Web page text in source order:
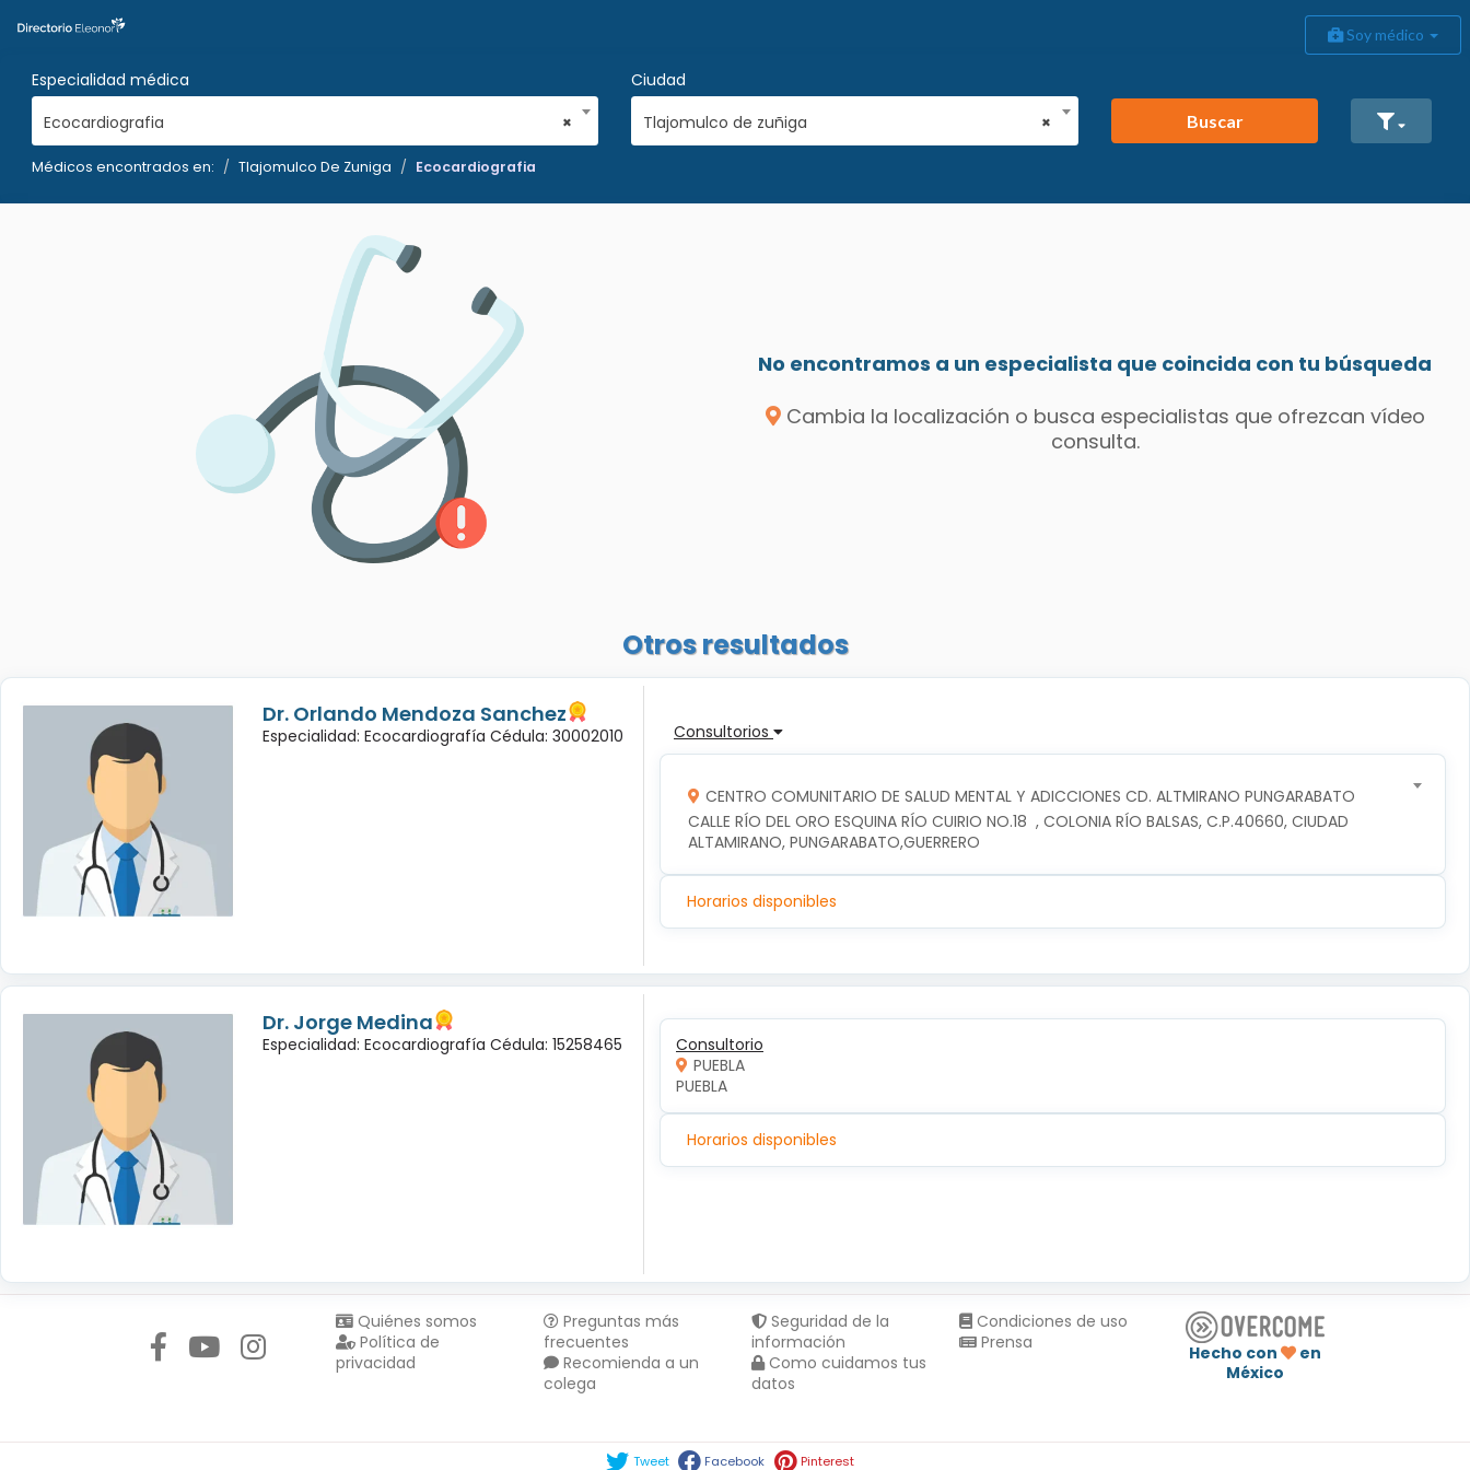
Soy médico
Especialidad médica
×
Ecocardiografia
Ciudad
×
Tlajomulco de zuñiga Buscar
Médicos encontrados en: Tlajomulco De Zuniga Ecocardiografia
No encontramos a un especialista que coincida con tu búsqueda
Cambia la localización o busca especialistas que ofrezcan vídeo
consulta.
Otros resultados
Dr. Orlando Mendoza Sanchez
Especialidad: Ecocardiografía Cédula: 30002010 Consultorios
CENTRO COMUNITARIO DE SALUD MENTAL Y ADICCIONES CD. ALTMIRANO PUNGARABATO
CALLE RÍO DEL ORO ESQUINA RÍO CUIRIO NO.18  , COLONIA RÍO BALSAS, C.P.40660, CIUDAD
ALTAMIRANO, PUNGARABATO,GUERRERO
Horarios disponibles
Dr. Jorge Medina
Especialidad: Ecocardiografía Cédula: 15258465
Consultorio
PUEBLA
PUEBLA
Horarios disponibles
Quiénes somos
Política de
privacidad
Preguntas más
frecuentes
Recomienda a un
colega
Seguridad de la
información
Como cuidamos tus
datos
Condiciones de uso
Prensa
Hecho con
en
México
Tweet Facebook Pinterest